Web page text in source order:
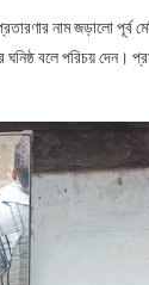
প্রতারণার নাম জড়ালো
ঘনিষ্ঠ বলে পরিচয়